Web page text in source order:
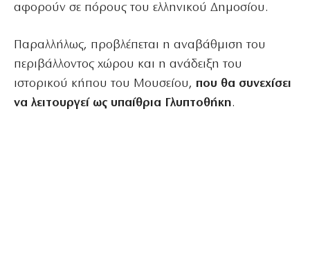
αφορούν σε πόρους του ελληνικού Δημοσίου.
Παραλλήλως, προβλέπεται η αναβάθμιση του
περιβάλλοντος χώρου και η ανάδειξη του
ιστορικού κήπου του Μουσείου, που θα συνεχίσει
να λειτουργεί ως υπαίθρια Γλυπτοθήκη.